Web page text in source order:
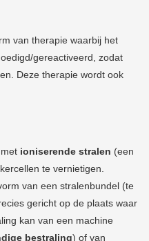
van therapie waarbij het
gereactiveerd, zodat
Deze therapie wordt ook
ioniserende stralen (een
te vernietigen.
van een stralenbundel (te
gericht op de plaats waar
kan van een machine
bestraling) of van